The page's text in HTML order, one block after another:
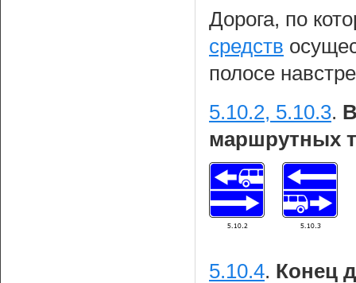
Дорога, по
средств
полосе
5.10.2, 5.10.3.
маршрутных
5.10.4. Конец